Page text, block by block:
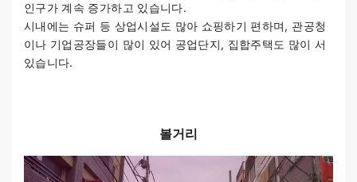
인구가 계속 증가하고 있습니다.
시내에는 슈퍼 등 상업시설도 많아 쇼핑하기 편하며, 관공청
이나 기업공장들이 많이 있어 공업단지, 집합주택도 많이 서
있습니다.
볼거리